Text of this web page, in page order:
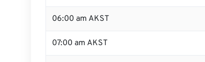
06:00 am AKST
07:00 am AKST